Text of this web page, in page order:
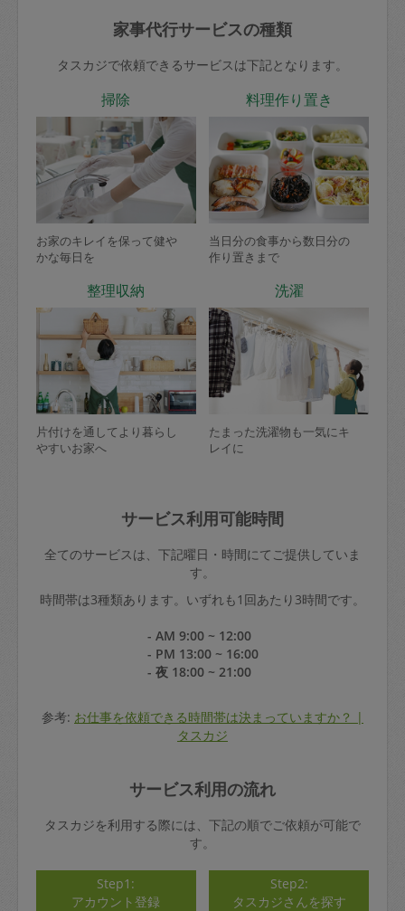
家事代行サービスの種類
タスカジで依頼できるサービスは下記となります。
掃除
お家のキレイを保って健や
かな毎日を
料理作り置き
当日分の食事から数日分の
作り置きまで
整理収納
片付けを通してより暮らし
やすいお家へ
洗濯
たまった洗濯物も一気にキ
レイに
サービス利用可能時間
全てのサービスは、下記曜日・時間にてご提供していま
す。
時間帯は3種類あります。いずれも1回あたり3時間です。
- AM 9:00 ~ 12:00
- PM 13:00 ~ 16:00
- 夜 18:00 ~ 21:00
参考: お仕事を依頼できる時間帯は決まっていますか？ |
タスカジ
サービス利用の流れ
タスカジを利用する際には、下記の順でご依頼が可能で
す。
Step1:
アカウント登録
Step2:
タスカジさんを探す